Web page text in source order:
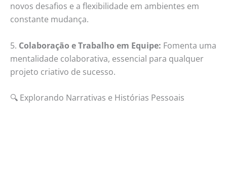
novos desafios e a flexibilidade em ambientes em
constante mudança.
5. Colaboração e Trabalho em Equipe: Fomenta uma
mentalidade colaborativa, essencial para qualquer
projeto criativo de sucesso.
🔍 Explorando Narrativas e Histórias Pessoais